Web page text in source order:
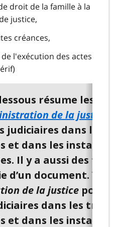
droit de la famille à la
justice,
créances,
l'exécution des actes
résume les
de la justice
judiciaires dans les
et dans les
Il y a aussi des
d’un document.
de la justice pour
dans les
et dans les